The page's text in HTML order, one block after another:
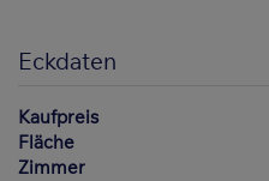
Eckdaten
Kaufpreis
Fläche
Zimmer